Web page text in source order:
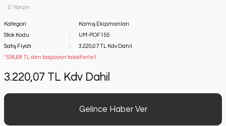
0 Yorum
Kategori
Kamış Ekipmanları
Stok Kodu
UM-POF155
Satış Fiyatı
3.220,07 TL Kdv Dahil
*536,68 TL den başlayan taksitlerle!!
3.220,07 TL Kdv Dahil
Gelince Haber Ver